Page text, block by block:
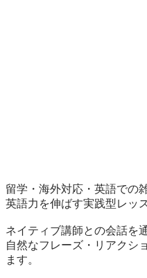
留学・海外対応・英語での
英語力を伸ばす実践型レッ
ネイティブ講師との会話を
自然なフレーズ・リアクシ
ます。